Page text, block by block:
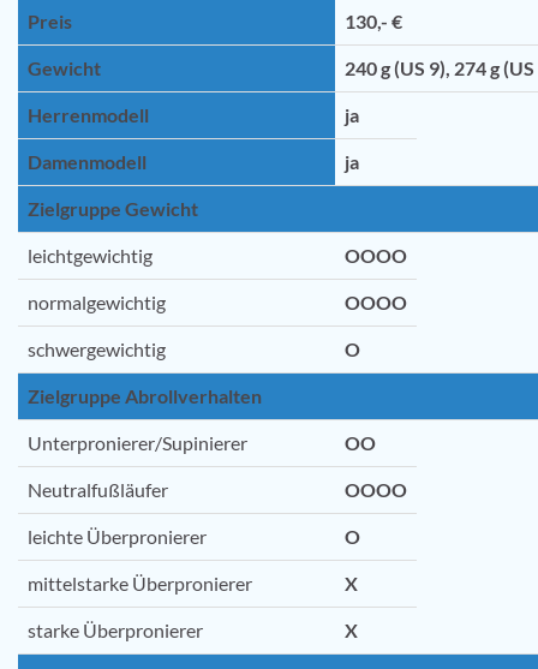
Preis 130,- €
Gewicht 240 g (US 9), 274 g
Herrenmodell ja
Damenmodell ja
Zielgruppe Gewicht
leichtgewichtig OOOO
normalgewichtig OOOO
schwergewichtig O
Zielgruppe Abrollverhalten
Unterpronierer/Supinierer OO
Neutralfußläufer OOOO
leichte Überpronierer O
mittelstarke Überpronierer X
starke Überpronierer X